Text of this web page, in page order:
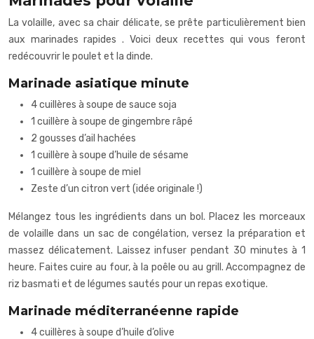
La volaille, avec sa chair délicate, se prête particulièrement bien
aux marinades rapides. Voici deux recettes qui vous feront
redécouvrir le poulet et la dinde.
Marinade asiatique minute
4 cuillères à soupe de sauce soja
1 cuillère à soupe de gingembre râpé
2 gousses d’ail hachées
1 cuillère à soupe d’huile de sésame
1 cuillère à soupe de miel
Zeste d’un citron vert (idée originale !)
Mélangez tous les ingrédients dans un bol. Placez les morceaux
de volaille dans un sac de congélation, versez la préparation et
massez délicatement. Laissez infuser pendant 30 minutes à 1
heure. Faites cuire au four, à la poêle ou au grill. Accompagnez de
riz basmati et de légumes sautés pour un repas exotique.
Marinade méditerranéenne rapide
4 cuillères à soupe d’huile d’olive